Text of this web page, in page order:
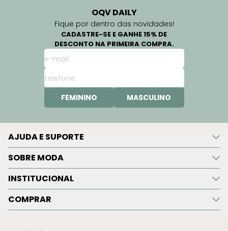
OQV DAILY
Fique por dentro das novidades!
CADASTRE-SE E GANHE 15% DE
DESCONTO NA PRIMEIRA COMPRA.
FEMININO MASCULINO
AJUDA E SUPORTE
SOBRE MODA
INSTITUCIONAL
COMPRAR